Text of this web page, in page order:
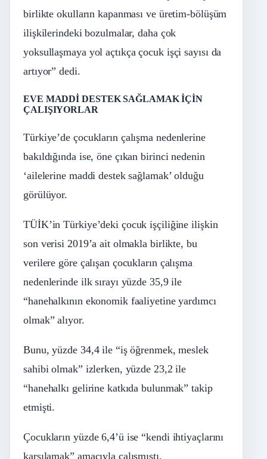
birlikte okulların kapanması ve üretim-bölüşüm
ilişkilerindeki bozulmalar, daha çok
yoksullaşmaya yol açtıkça çocuk işçi sayısı da
artıyor” dedi.
EVE MADDİ DESTEK SAĞLAMAK İÇİN
ÇALIŞIYORLAR
Türkiye’de çocukların çalışma nedenlerine
bakıldığında ise, öne çıkan birinci nedenin
‘ailelerine maddi destek sağlamak’ olduğu
görülüyor.
TÜİK’in Türkiye’deki çocuk işçiliğine ilişkin
son verisi 2019’a ait olmakla birlikte, bu
verilere göre çalışan çocukların çalışma
nedenlerinde ilk sırayı yüzde 35,9 ile
“hanehalkının ekonomik faaliyetine yardımcı
olmak” alıyor.
Bunu, yüzde 34,4 ile “iş öğrenmek, meslek
sahibi olmak” izlerken, yüzde 23,2 ile
“hanehalkı gelirine katkıda bulunmak” takip
etmişti.
Çocukların yüzde 6,4’ü ise “kendi ihtiyaçlarını
karşılamak” amacıyla çalışmıştı.